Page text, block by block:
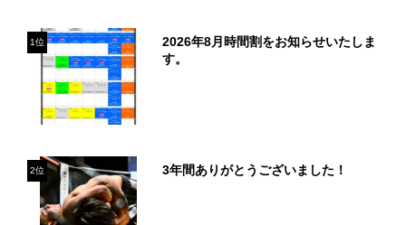
1位
2026年8月時間割をお知らせいたしま
す。
2位 3年間ありがとうございました！